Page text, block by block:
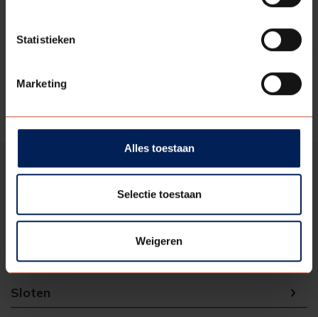
Statistieken
Marketing
Alles toestaan
Selectie toestaan
Weigeren
Paumelles
Sloten